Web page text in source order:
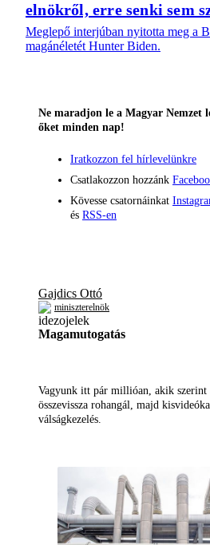
elnökről, erre senki sem
Meglepő interjúban nyitotta meg a
magánéletét Hunter Biden.
Ne maradjon le a Magyar Nemzet
őket minden nap!
Iratkozzon fel hírlevelünkre
Csatlakozzon hozzánk
Kövesse csatornáinkat
és RSS-en
Gajdics Ottó
miniszterelnök
Magamutogatás
Vagyunk itt pár millióan, akik szerint
összevissza rohangál, majd
válságkezelés.